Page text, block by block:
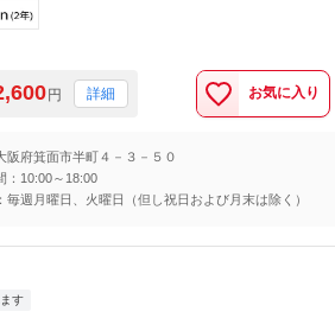
円 詳細 お気に入り
阪府箕面市半町４－３－５０
：10:00～18:00
毎週月曜日、火曜日（但し祝日および月末は除く）
す